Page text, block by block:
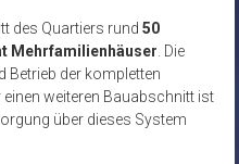
des Quartiers rund 50
Mehrfamilienhäuser. Die
der kompletten
weiteren Bauabschnitt ist
über dieses System